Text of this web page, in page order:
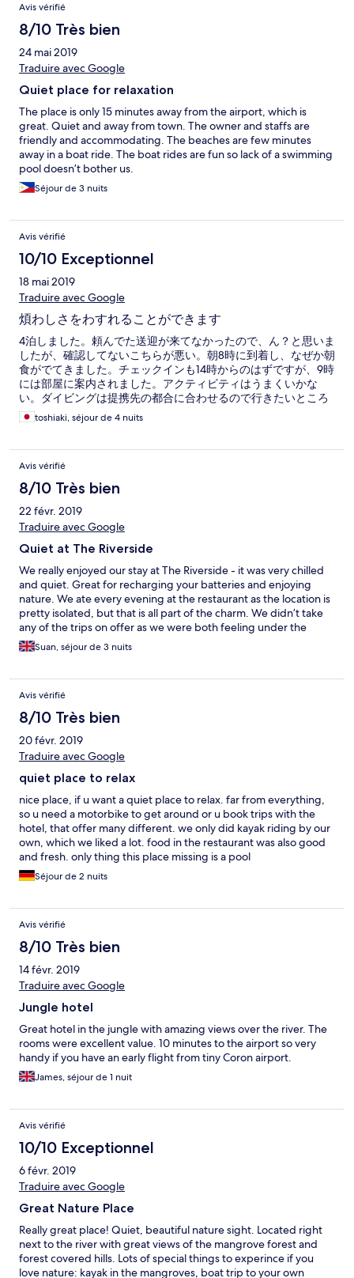
Avis vérifié
8/10 Très bien
24 mai 2019
Traduire avec Google
Quiet place for relaxation
The place is only 15 minutes away from the airport, which is
great. Quiet and away from town. The owner and staffs are
friendly and accommodating. The beaches are few minutes
away in a boat ride. The boat rides are fun so lack of a swimming
pool doesn’t bother us.
Séjour de 3 nuits
Avis vérifié
10/10 Exceptionnel
18 mai 2019
Traduire avec Google
煩わしさをわすれることができます
4泊しました。頼んでた送迎が来てなかったので、ん？と思いま
したが、確認してないこちらが悪い。朝8時に到着し、なぜか朝
食がでてきました。チェックインも14時からのはずですが、9時
には部屋に案内されました。アクティビティはうまくいかな
い。ダイビングは提携先の都合に合わせるので行きたいところ
にはいけない。コロン島ツアーはコロンへの送迎が必要で、そ
の費用の方が高い。以外だったのは、ジュゴンツアーが毎日な
い人はどこにも行く必要が無いと思います。景色がいい、朝か
らカーテンを開けておくと小鳥がガラスにドンドンと当たって
来る。ここに泊まっている時、日常のことを考えようとしても
考えられない自分がいました。 PS 電気は一日中来てますし、冷
房もあり、お湯のシャワーありです。
toshiaki, séjour de 4 nuits
Avis vérifié
8/10 Très bien
22 févr. 2019
Traduire avec Google
Quiet at The Riverside
We really enjoyed our stay at The Riverside - it was very chilled
and quiet. Great for recharging your batteries and enjoying
nature. We ate every evening at the restaurant as the location is
pretty isolated, but that is all part of the charm. We didn’t take
any of the trips on offer as we were both feeling under the
weather however there were a number of interesting options,
including island hoping and firefly watching.
Suan, séjour de 3 nuits
Avis vérifié
8/10 Très bien
20 févr. 2019
Traduire avec Google
quiet place to relax
nice place, if u want a quiet place to relax. far from everything,
so u need a motorbike to get around or u book trips with the
hotel, that offer many different. we only did kayak riding by our
own, which we liked a lot. food in the restaurant was also good
and fresh. only thing this place missing is a pool
Séjour de 2 nuits
Avis vérifié
8/10 Très bien
14 févr. 2019
Traduire avec Google
Jungle hotel
Great hotel in the jungle with amazing views over the river. The
rooms were excellent value. 10 minutes to the airport so very
handy if you have an early flight from tiny Coron airport.
James, séjour de 1 nuit
Avis vérifié
10/10 Exceptionnel
6 févr. 2019
Traduire avec Google
Great Nature Place
Really great place! Quiet, beautiful nature sight. Located right
next to the river with great views of the mangrove forest and
forest covered hills. Lots of special things to experince if you
love nature: kayak in the mangroves, boat trip to your own